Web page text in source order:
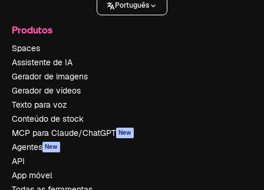
Português
Produtos
Spaces
Assistente de IA
Gerador de imagens
Gerador de vídeos
Texto para voz
Conteúdo de stock
MCP para Claude/ChatGPT New
Agentes New
API
App móvel